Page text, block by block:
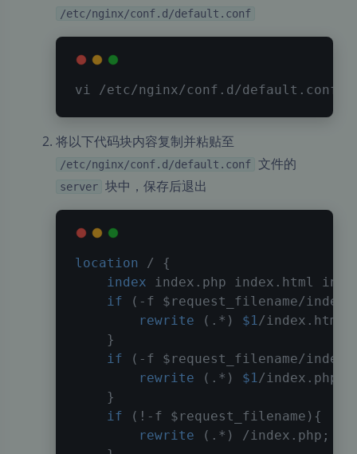
/etc/nginx/conf.d/default.conf
vi /etc/nginx/conf.d/default.conf
将以下代码块内容复制并粘贴至
/etc/nginx/conf.d/default.conf 文件的
server 块中，保存后退出
location /
{
index index.php index.html
if (-f $request_filename/
rewrite (.*) $1/index.html
}
if (-f $request_filename/
rewrite (.*) $1/index.php
}
if (!-f $request_filename ) {
rewrite (.*) /index.php ;